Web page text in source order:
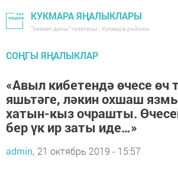
КУКМАРА ЯҢАЛЫКЛАРЫ
"Хезмәт даны" газетасы - Кукмара районы
СОҢГЫ ЯҢАЛЫКЛАР
«Авыл кибетендә өчесе өч
яшьтәге, ләкин охшаш
хатын-кыз очрашты.
бер үк ир заты иде…»
admin, 21 октябрь 2019 - 15:57